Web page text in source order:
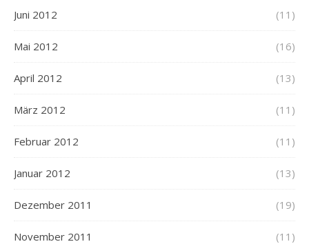
Juni 2012 (11)
Mai 2012 (16)
April 2012 (13)
März 2012 (11)
Februar 2012 (11)
Januar 2012 (13)
Dezember 2011 (19)
November 2011 (11)